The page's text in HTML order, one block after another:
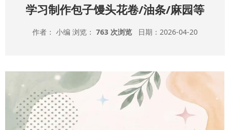
学习制作包子馒头花卷/油条/麻园等
作者： 小编 浏览： 763 次浏览 日期：2026-04-20